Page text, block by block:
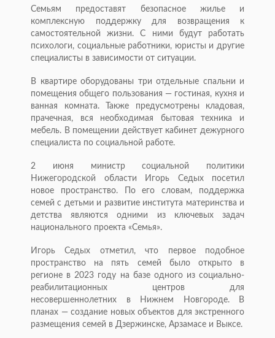
Семьям предоставят безопасное жилье и
комплексную поддержку для возвращения к
самостоятельной жизни. С ними будут работать
психологи, социальные работники, юристы и другие
специалисты в зависимости от ситуации.
В квартире оборудованы три отдельные спальни и
помещения общего пользования — гостиная, кухня и
ванная комната. Также предусмотрены кладовая,
прачечная, вся необходимая бытовая техника и
мебель. В помещении действует кабинет дежурного
специалиста по социальной работе.
2 июня министр социальной политики
Нижегородской области Игорь Седых посетил
новое пространство. По его словам, поддержка
семей с детьми и развитие института материнства и
детства являются одними из ключевых задач
национального проекта «Семья».
Игорь Седых отметил, что первое подобное
пространство на пять семей было открыто в
регионе в 2023 году на базе одного из социально-
реабилитационных центров для
несовершеннолетних в Нижнем Новгороде. В
планах — создание новых объектов для экстренного
размещения семей в Дзержинске, Арзамасе и Выксе.